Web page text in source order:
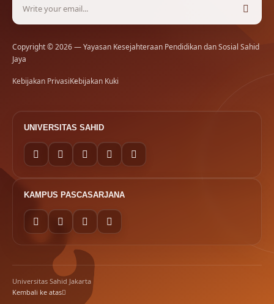
Copyright © 2026 — Yayasan Kesejahteraan Pendidikan dan Sosial Sahid
Jaya
Kebijakan PrivasiKebijakan Kuki
UNIVERSITAS SAHID
KAMPUS PASCASARJANA
Universitas Sahid Jakarta
Kembali ke atas